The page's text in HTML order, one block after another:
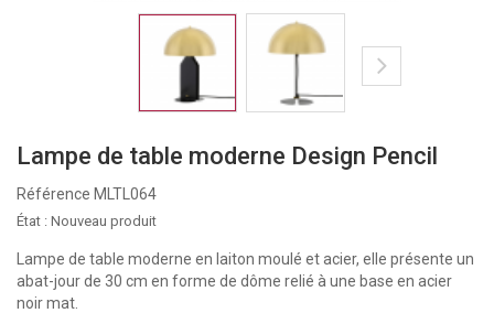
Lampe de table moderne Design Pencil
Référence MLTL064
État : Nouveau produit
Lampe de table moderne en laiton moulé et acier, elle présente un
abat-jour de 30 cm en forme de dôme relié à une base en acier
noir mat.